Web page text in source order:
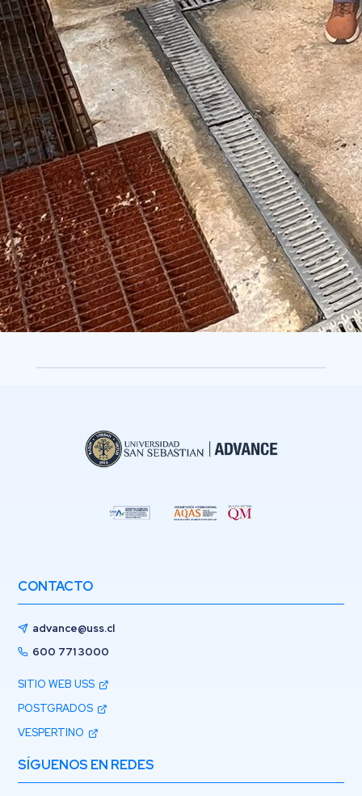
CONTACTO
advance@uss.cl
600 771 3000
SITIO WEB USS
POSTGRADOS
VESPERTINO
SÍGUENOS EN REDES